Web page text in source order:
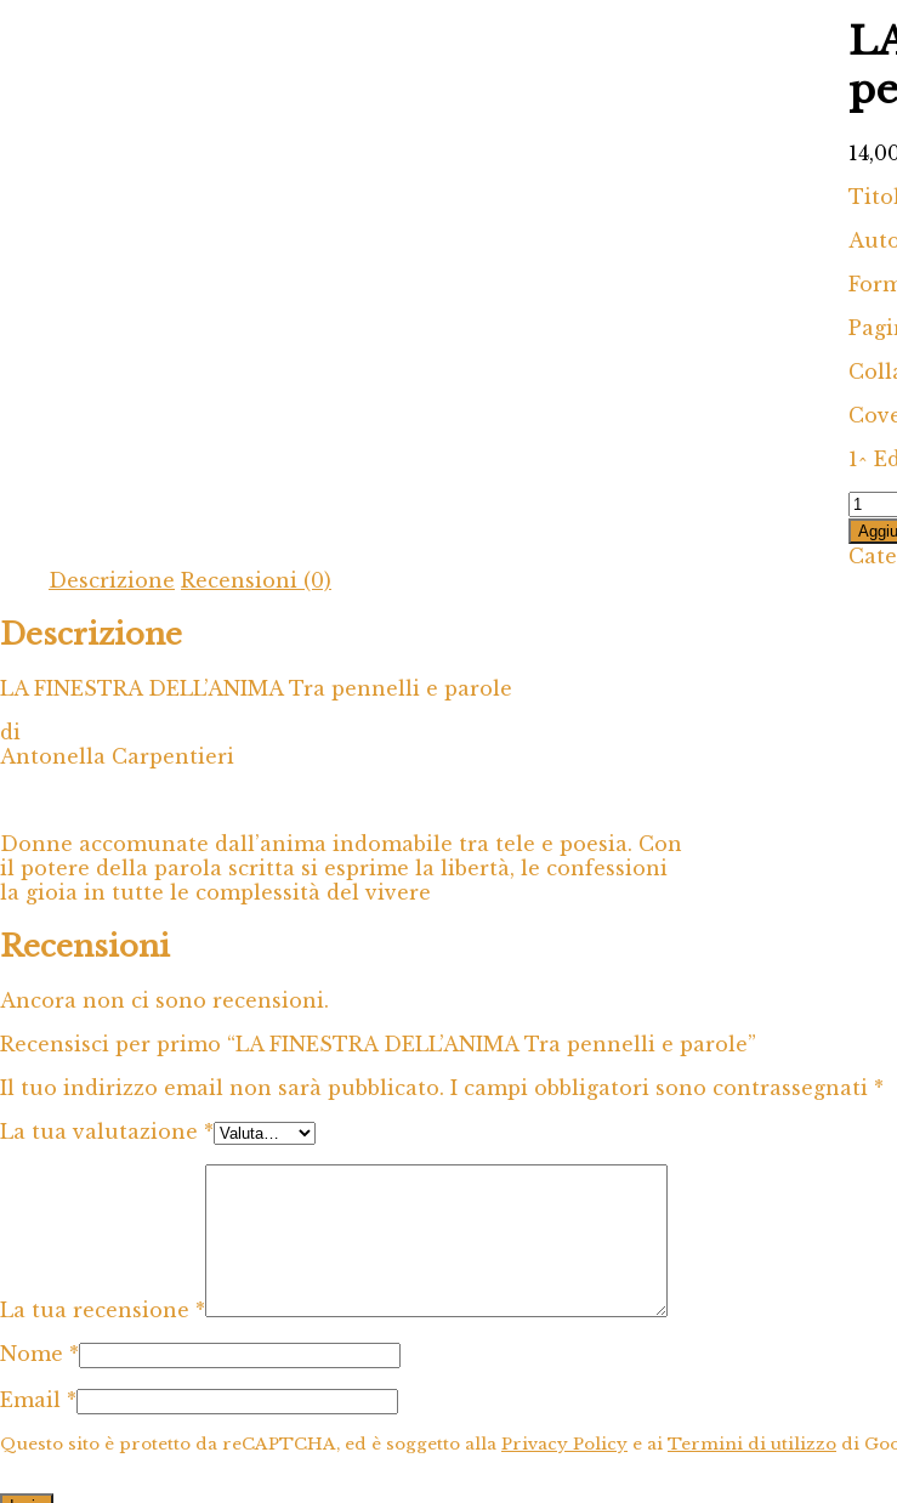
1^
LA
Descrizione Recensioni (0)
Descrizione
LA FINESTRA DELL’ANIMA Tra pennelli e parole
di
Antonella Carpentieri
Donne accomunate dall’anima indomabile tra tele e poesia. Con
il potere della parola scritta si esprime la libertà, le confessioni
la gioia in tutte le complessità del vivere
Recensioni
Ancora non ci sono recensioni.
Recensisci per primo “LA FINESTRA DELL’ANIMA Tra pennelli e parole”
Il tuo indirizzo email non sarà pubblicato. I campi obbligatori sono contrassegnati *
La tua valutazione *
La tua recensione *
Nome *
Email *
Questo sito è protetto da reCAPTCHA, ed è soggetto alla Privacy Policy e ai Termini di utilizzo di